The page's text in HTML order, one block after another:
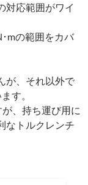
対応範囲がワイ
mの範囲をカバ
が、それ以外で
す。
、持ち運び用に
なトルクレンチ